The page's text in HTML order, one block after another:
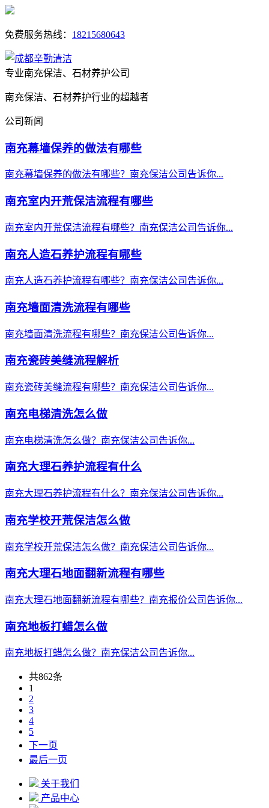
免费服务热线： 18215680643
专业南充保洁、石材养护公司
南充保洁、石材养护行业的超越者
公司新闻
南充幕墙保养的做法有哪些
南充幕墙保养的做法有哪些？南充保洁公司告诉你...
南充室内开荒保洁流程有哪些
南充室内开荒保洁流程有哪些？南充保洁公司告诉你...
南充人造石养护流程有哪些
南充人造石养护流程有哪些？南充保洁公司告诉你...
南充墙面清洗流程有哪些
南充墙面清洗流程有哪些？南充保洁公司告诉你...
南充瓷砖美缝流程解析
南充瓷砖美缝流程有哪些？南充保洁公司告诉你...
南充电梯清洗怎么做
南充电梯清洗怎么做？南充保洁公司告诉你...
南充大理石养护流程有什么
南充大理石养护流程有什么？南充保洁公司告诉你...
南充学校开荒保洁怎么做
南充学校开荒保洁怎么做？南充保洁公司告诉你...
南充大理石地面翻新流程有哪些
南充大理石地面翻新流程有哪些？南充报价公司告诉你...
南充地板打蜡怎么做
南充地板打蜡怎么做？南充保洁公司告诉你...
共862条
1
2
3
4
5
下一页
最后一页
关于我们
产品中心